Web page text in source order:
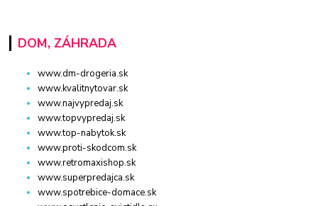
DOM, ZÁHRADA
www.dm-drogeria.sk
www.kvalitnytovar.sk
www.najvypredaj.sk
www.topvypredaj.sk
www.top-nabytok.sk
www.proti-skodcom.sk
www.retromaxishop.sk
www.superpredajca.sk
www.spotrebice-domace.sk